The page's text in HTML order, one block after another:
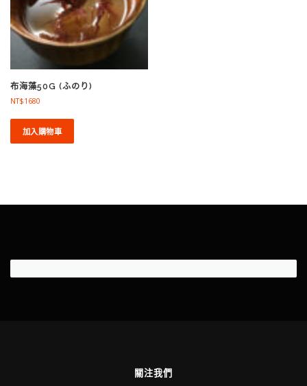
布海藻50G (ふのり)
NT$1680
加入購物車
關注我們